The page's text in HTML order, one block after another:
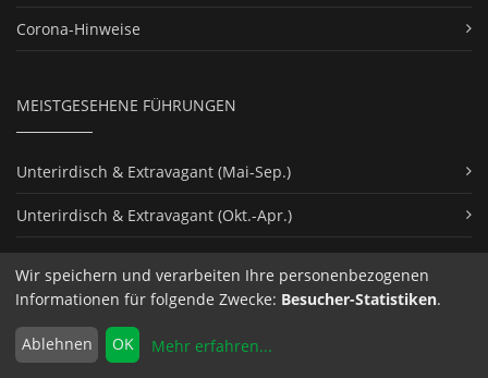
Corona-Hinweise
MEISTGESEHENE FÜHRUNGEN
Unterirdisch & Extravagant (Mai-Sep.)
Unterirdisch & Extravagant (Okt.-Apr.)
Hitlers München
Monaco-Franze-Tour
Heiße-Katakomben-Tour durch die Männersauna
Wir speichern und verarbeiten Ihre personenbezogenen
Informationen für folgende Zwecke: Besucher-Statistiken.
Ablehnen OK Mehr erfahren...